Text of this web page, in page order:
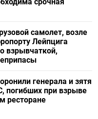
самолет, возле
Лейпцига
взрывчаткой,
генерала и зятя
погибших при взрыве
ресторане